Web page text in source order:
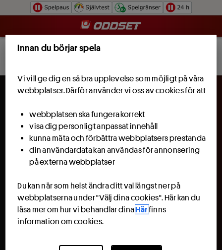
Hoppa till innehåll
Bli kund och få 100 kr att spela för.
Innan du börjar spela
Vi vill ge dig en så bra upplevelse som möjligt på våra
webbplatser. Därför använder vi oss av cookies för att
webbplatsen ska fungera korrekt
visa dig personligt anpassat innehåll
kunna mäta och förbättra webbplatsers prestanda
din användardata kan användas för annonsering
på externa webbplatser
Du kan när som helst ändra ditt val längst ner på
webbplatserna under "Välj dina cookies". Här kan du
läsa mer om hur vi behandlar dinaHär finns
information om cookies.